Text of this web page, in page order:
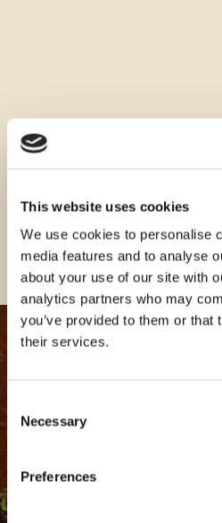
This website uses cookies
We use cookies to personalise
media features and to analyse
about your use of our site with
analytics partners who may
you’ve provided to them or that
their services.
Selection
Necessary
Preferences
Andere Größen